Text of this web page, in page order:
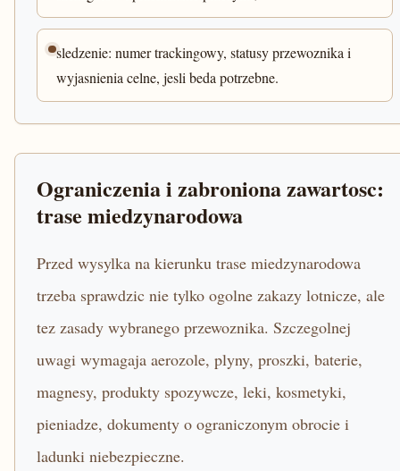
sledzenie: numer trackingowy, statusy przewoznika i
wyjasnienia celne, jesli beda potrzebne.
Ograniczenia i zabroniona zawartosc:
trase miedzynarodowa
Przed wysylka na kierunku trase miedzynarodowa
trzeba sprawdzic nie tylko ogolne zakazy lotnicze, ale
tez zasady wybranego przewoznika. Szczegolnej
uwagi wymagaja aerozole, plyny, proszki, baterie,
magnesy, produkty spozywcze, leki, kosmetyki,
pieniadze, dokumenty o ograniczonym obrocie i
ladunki niebezpieczne.